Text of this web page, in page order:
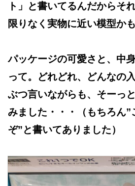
ト」と書いてるんだからそ
限りなく実物に近い模型か
パッケージの可愛さと、中
って。どれどれ、どんなの
ぶつ言いながらも、そーっ
みました・・・（もちろん”
ぞ”と書いてありました）